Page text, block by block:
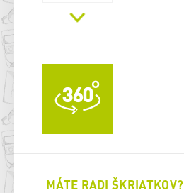
MÁTE RADI ŠKRIATKOV?